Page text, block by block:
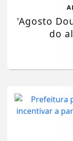
'Agosto
do